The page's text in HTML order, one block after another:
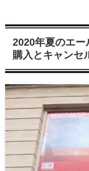
2020年夏のエ
購入とキャンセ